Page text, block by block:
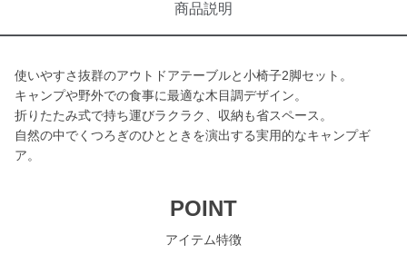
商品説明
使いやすさ抜群のアウトドアテーブルと小椅子2脚セット。
キャンプや野外での食事に最適な木目調デザイン。
折りたたみ式で持ち運びラクラク、収納も省スペース。
自然の中でくつろぎのひとときを演出する実用的なキャンプギ
ア。
POINT
アイテム特徴